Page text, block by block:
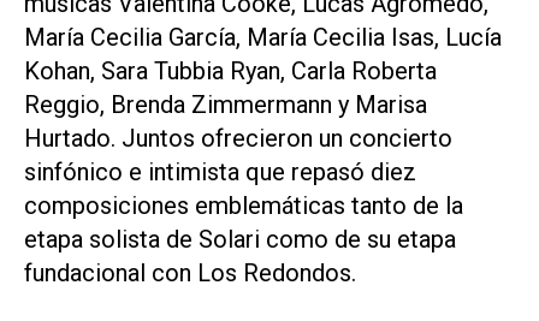
María Cecilia García, María Cecilia Isas, Lucía
Kohan, Sara Tubbia Ryan, Carla Roberta
Reggio, Brenda Zimmermann y Marisa
Hurtado. Juntos ofrecieron un concierto
sinfónico e intimista que repasó diez
composiciones emblemáticas tanto de la
etapa solista de Solari como de su etapa
fundacional con Los Redondos.